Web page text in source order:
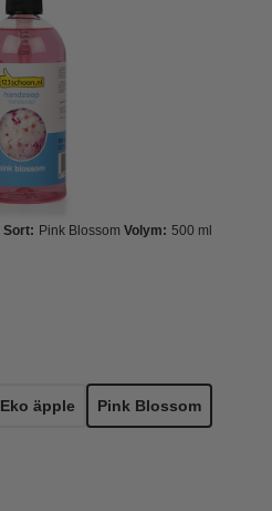
Sort: Pink Blossom Volym: 500 ml
Eko äpple Pink Blossom